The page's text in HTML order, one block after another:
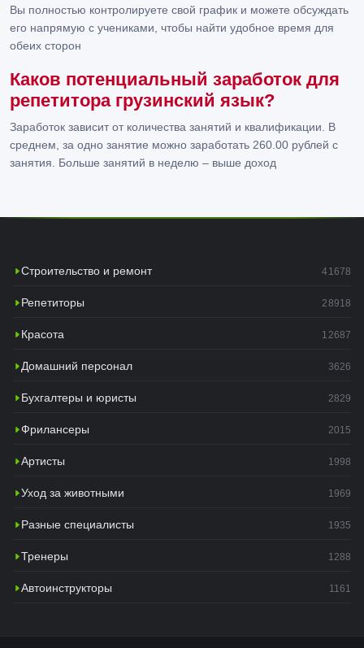
Вы полностью контролируете свой график и можете обсуждать
его напрямую с учениками, чтобы найти удобное время для
обеих сторон
Каков потенциальный заработок для
репетитора грузинский язык?
Заработок зависит от количества занятий и квалификации. В
среднем, за одно занятие можно заработать 260.00 рублей с
занятия. Больше занятий в неделю – выше доход
Строительство и ремонт 41678
Репетиторы 28918
Красота 12687
Домашний персонал 3626
Бухгалтеры и юристы 2829
Фрилансеры 2015
Артисты 1998
Уход за животными 1969
Разные специалисты 1935
Тренеры 1288
Автоинструкторы 1161